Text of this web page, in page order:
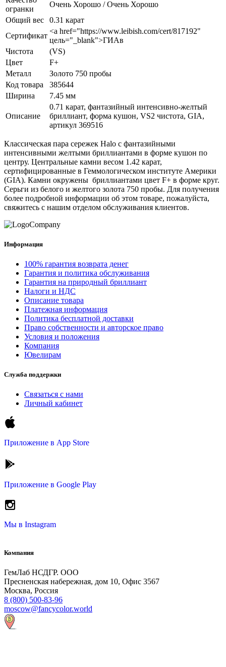
огранки
Очень Хорошо / Очень Хорошо
Общий вес
0.31 карат
Сертификат
<а href="https://www.leibish.com/cert/817192"
цель="_blank">ГИАв
Чистота
(VS)
Цвет
F+
Металл
Золото 750 пробы
Код товара
385644
Ширина
7.45 мм
Описание
0.71 карат, фантазийный интенсивно-желтый
бриллиант, форма кушон, VS2 чистота, GIA,
артикул 369516
Классическая пара сережек Halo с фантазийными
интенсивными желтыми бриллиантами в форме кушон по
центру. Центральные камни весом 1.42 карат,
сертифицированные в Геммологическом институте Америки
(GIA). Камни окружены бриллиантами цвет F+ в форме круг.
Серьги из белого и желтого золота 750 пробы. Для получения
более подробной информации об этом товаре, пожалуйста,
свяжитесь с нашим отделом обслуживания клиентов.
Информация
100% гарантия возврата денег
Гарантия и политика обслуживания
Гарантия на природный бриллиант
Налоги и НДС
Описание товара
Платежная информация
Политика бесплатной доставки
Право собственности и авторское право
Условия и положения
Компания
Ювелирам
Служба поддержки
Связаться с нами
Личный кабинет
Приложение в App Store
Приложение в Google Play
Мы в Instagram
Компания
ГемЛаб НСДГР. ООО
Пресненская набережная, дом 10, Офис 3567
Москва, Россия
8 (800) 500-83-96
moscow@fancycolor.world